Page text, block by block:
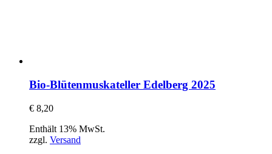
Bio-Blütenmuskateller Edelberg 2025
€ 8,20
Enthält 13% MwSt.
zzgl. Versand